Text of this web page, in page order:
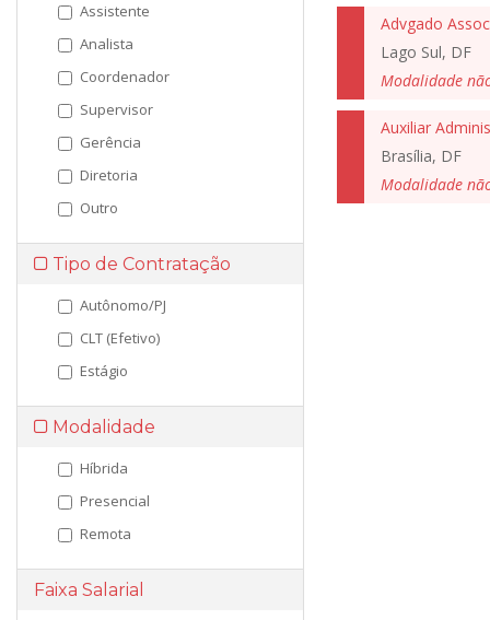
Assistente
Analista
Coordenador
Supervisor
Gerência
Diretoria
Outro
Tipo de Contratação
Autônomo/PJ
CLT (Efetivo)
Estágio
Modalidade
Híbrida
Presencial
Remota
Faixa Salarial
Advgado
Lago Sul, DF
Modalidade
Auxiliar
Brasília, DF
Modalidade